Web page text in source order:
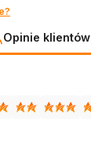
Opinie klientów